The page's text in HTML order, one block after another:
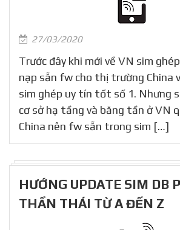
27/03/2020
Trước đây khi mới về VN sim
nạp sẵn fw cho thị trường China
sim ghép uy tín tốt số 1. Nhưng
cơ sở hạ tầng và băng tần ở VN
China nên fw sẵn trong sim […]
HƯỚNG UPDATE SIM DB
THẦN THÁI TỪ A ĐẾN Z